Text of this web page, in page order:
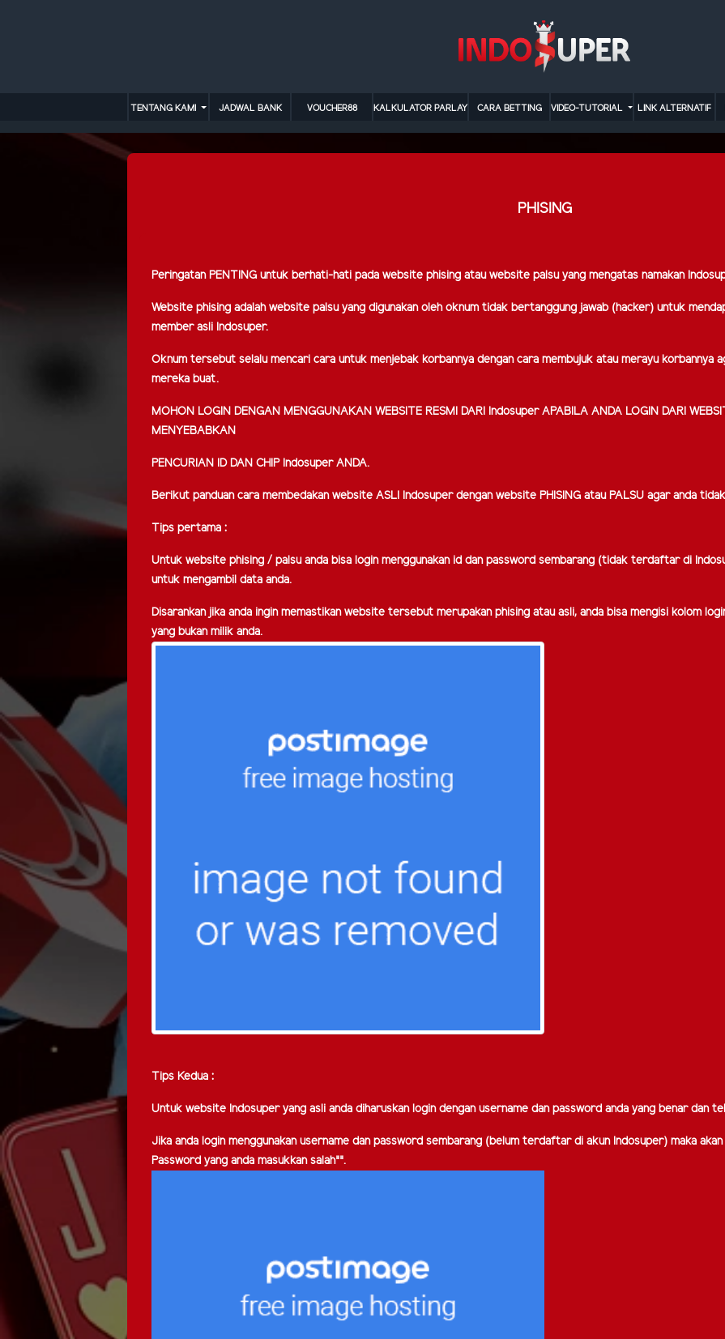
TENTANG KAMI JADWAL BANK VOUCHER88 KALKULATOR PARLAY CARA BETTING VIDEO-TUTORIAL LINK ALTERNATIF
PHISING
Peringatan PENTING untuk berhati-hati pada website phising atau website palsu yang mengatas namakan
Website phising adalah website palsu yang digunakan oleh oknum tidak bertanggung jawab (hacker) untuk
member asli Indosuper.
Oknum tersebut selalu mencari cara untuk menjebak korbannya dengan cara membujuk atau merayu korbannya
mereka buat.
MOHON LOGIN DENGAN MENGGUNAKAN WEBSITE RESMI DARI Indosuper APABILA ANDA LOGIN DARI
MENYEBABKAN
PENCURIAN ID DAN CHIP Indosuper ANDA.
Berikut panduan cara membedakan website ASLI Indosuper dengan website PHISING atau PALSU agar anda
Tips pertama :
Untuk website phising / palsu anda bisa login menggunakan id dan password sembarang (tidak terdaftar di
untuk mengambil data anda.
Disarankan jika anda ingin memastikan website tersebut merupakan phising atau asli, anda bisa mengisi kolom
yang bukan milik anda.
Tips Kedua :
Untuk website Indosuper yang asli anda diharuskan login dengan username dan password anda yang benar dan
Jika anda login menggunakan username dan password sembarang (belum terdaftar di akun Indosuper) maka
Password yang anda masukkan salah"".